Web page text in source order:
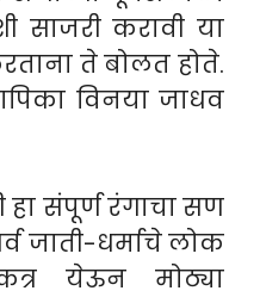
साजरी करावी या
ते बोलत होते.
विनया जाधव
संपूर्ण रंगाचा सण
जाती-धर्माचे लोक
येऊन मोठ्या